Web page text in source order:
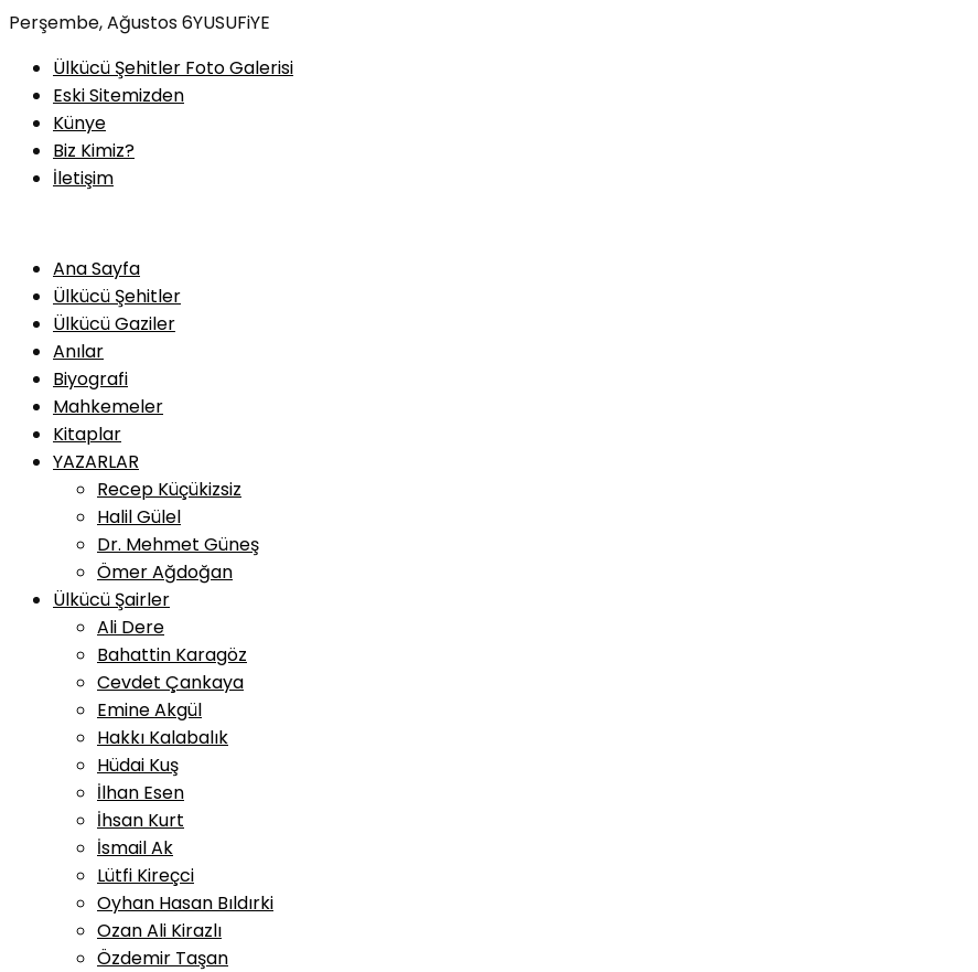
Skip
content
Perşembe, Ağustos 6YUSUFiYE
Ülkücü Şehitler Foto Galerisi
Eski Sitemizden
Künye
Biz Kimiz?
İletişim
Ana Sayfa
Ülkücü Şehitler
Ülkücü Gaziler
Anılar
Biyografi
Mahkemeler
Kitaplar
YAZARLAR
Recep Küçükizsiz
Halil Gülel
Dr. Mehmet Güneş
Ömer Ağdoğan
Ülkücü Şairler
Ali Dere
Bahattin Karagöz
Cevdet Çankaya
Emine Akgül
Hakkı Kalabalık
Hüdai Kuş
İlhan Esen
İhsan Kurt
İsmail Ak
Lütfi Kireçci
Oyhan Hasan Bıldırki
Ozan Ali Kirazlı
Özdemir Taşan